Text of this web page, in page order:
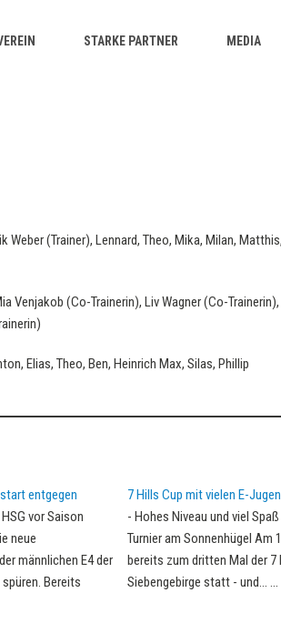
STARKE PARTNER MEDIA
Weber (Trainer), Lennard, Theo, Mika, Milan,
Venjakob (Co-Trainerin), Liv Wagner (Co-
Elias, Theo, Ben, Heinrich Max, Silas, Phillip
entgegen
vor Saison
neue
männlichen E4 der
Bereits
7 Hills Cup mit vielen E-
- Hohes Niveau und viel
Turnier am Sonnenhügel Am
bereits zum dritten Mal der 7
Siebengebirge statt - und… ...